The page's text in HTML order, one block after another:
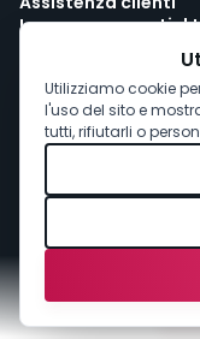
Lavora con woutick!
Consenso ai cookie
Utilizziamo cookie
l'uso del sito e
tutti, rifiutarli o